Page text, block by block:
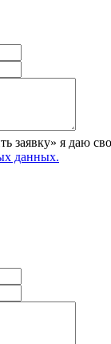
заявку» я даю
данных.